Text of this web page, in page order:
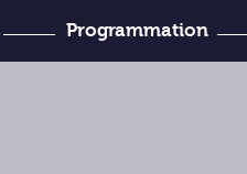
Programmation